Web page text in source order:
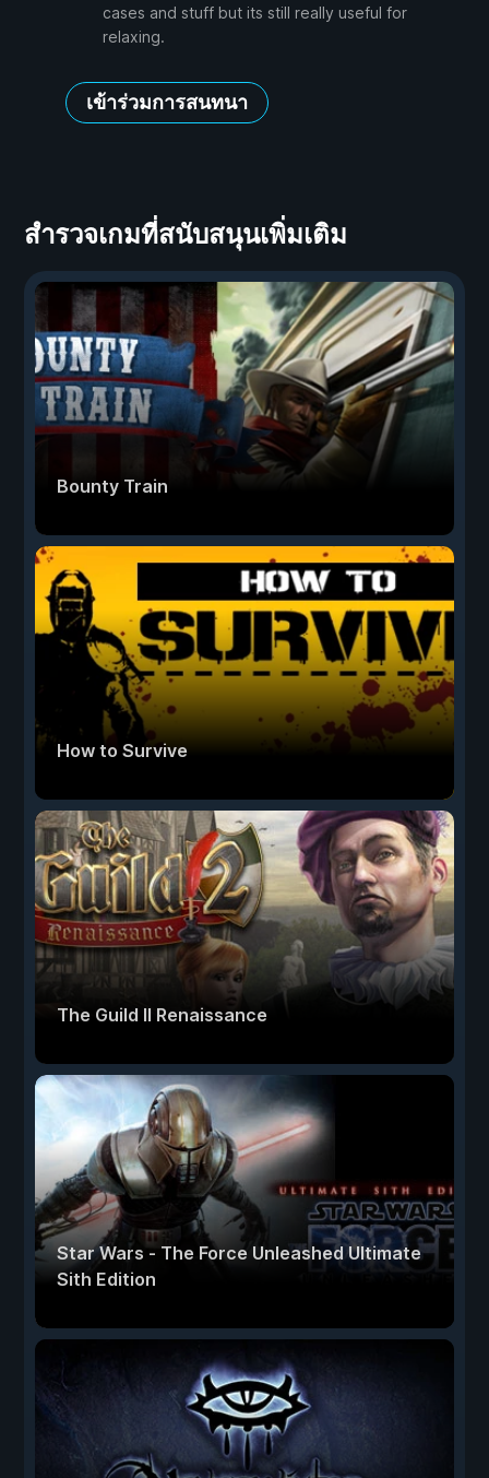
cases and stuff but its still really useful for
relaxing.
เข้าร่วมการสนทนา
สำรวจเกมที่สนับสนุนเพิ่มเติม
Bounty Train
How to Survive
The Guild II Renaissance
Star Wars - The Force Unleashed Ultimate
Sith Edition